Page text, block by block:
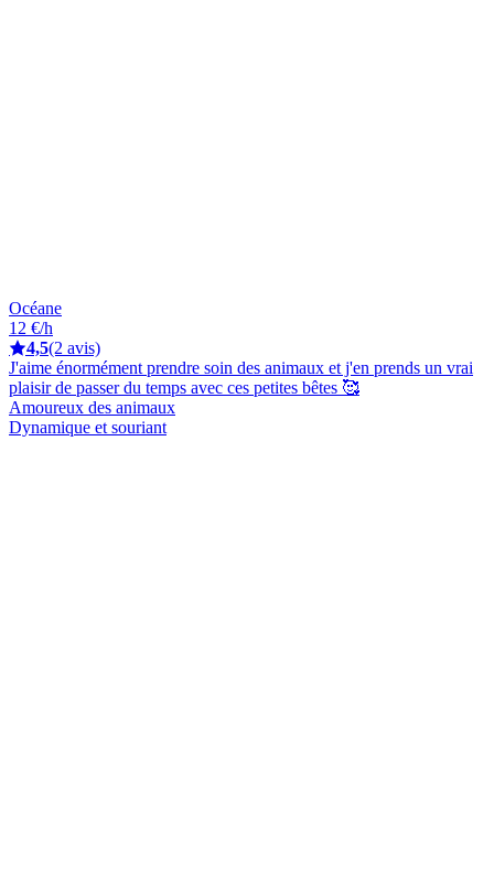
Océane
12 €/h
4,5(2 avis)
J'aime énormément prendre soin des animaux et j'en prends un vrai
plaisir de passer du temps avec ces petites bêtes 🥰
Amoureux des animaux
Dynamique et souriant